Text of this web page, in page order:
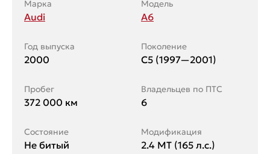
Марка
Audi
Модель
A6
Год выпуска
2000
Поколение
C5 (1997—2001)
Пробег
372 000 км
Владельцев по ПТС
6
Состояние
Не битый
Модификация
2.4 MT (165 л.с.)